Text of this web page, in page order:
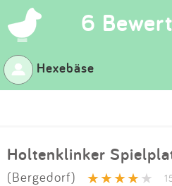
6
Hexebäse
Holtenklinker
(Bergedorf)